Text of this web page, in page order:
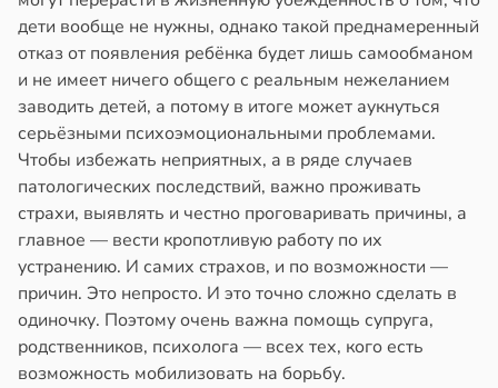
дети вообще не нужны, однако такой преднамеренный
отказ от появления ребёнка будет лишь самообманом
и не имеет ничего общего с реальным нежеланием
заводить детей, а потому в итоге может аукнуться
серьёзными психоэмоциональными проблемами.
Чтобы избежать неприятных, а в ряде случаев
патологических последствий, важно проживать
страхи, выявлять и честно проговаривать причины, а
главное — вести кропотливую работу по их
устранению. И самих страхов, и по возможности —
причин. Это непросто. И это точно сложно сделать в
одиночку. Поэтому очень важна помощь супруга,
родственников, психолога — всех тех, кого есть
возможность мобилизовать на борьбу.